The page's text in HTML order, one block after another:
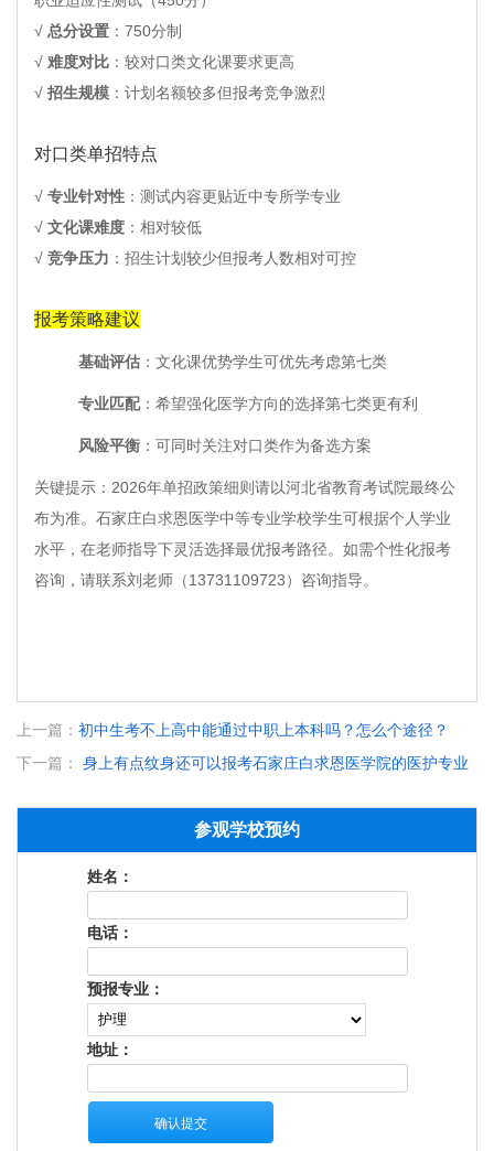
√ 总分设置 ：750分制
√ 难度对比 ：较对口类文化课要求更高
√ 招生规模 ：计划名额较多但报考竞争激烈
对口类单招特点
√ 专业针对性 ：测试内容更贴近中专所学专业
√ 文化课难度 ：相对较低
√ 竞争压力 ：招生计划较少但报考人数相对可控
报考策略建议
基础评估 ：文化课优势学生可优先考虑第七类
专业匹配：希望强化医学方向的选择第七类更有利
风险平衡 ：可同时关注对口类作为备选方案
关键提示：2026年单招政策细则请以河北省教育考试院最终公
布为准。石家庄白求恩医学中等专业学校学生可根据个人学业
水平，在老师指导下灵活选择最优报考路径。如需个性化报考
咨询，请联系刘老师（13731109723）咨询指导。
上一篇： 初中生考不上高中能通过中职上本科吗？怎么个途径？
下一篇：
身上有点纹身还可以报考石家庄白求恩医学院的医护专业
参观学校预约